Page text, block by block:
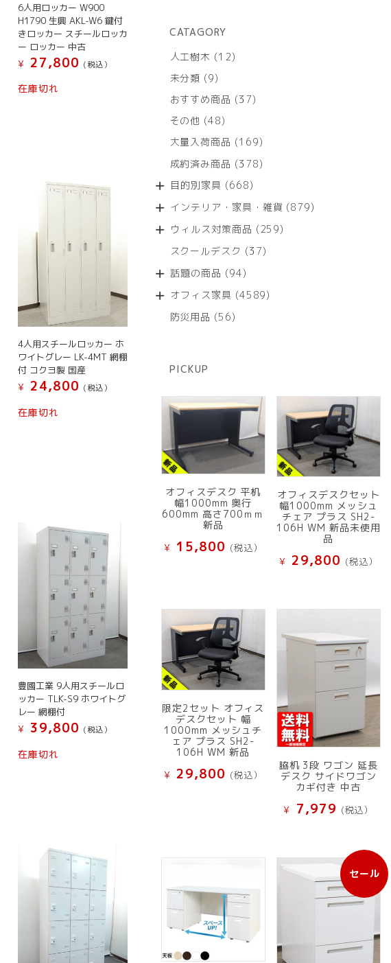
6人用ロッカー W900
H1790 生興 AKL-W6 鍵付
きロッカー スチールロッカ
ー ロッカー 中古
¥ 27,800 (税込）
在庫切れ
4人用スチールロッカー ホ
ワイトグレー LK-4MT 網棚
付 コクヨ製 国産
¥ 24,800 (税込）
在庫切れ
豊國工業 9人用スチールロ
ッカー TLK-S9 ホワイトグ
レー 網棚付
¥
39,800 (税込）
在庫切れ
CATAGORY
人工樹木
1212
商
未分類 99
の
商
おすすめ商品 3737
商
その他 4848
の
商
大量入荷商品 169169
の
成約済み商品 378378
商
目的別家具 668668
の
商
インテリア・家具・雑貨 879879
ウィルス対策商品 259259
スクールデスク 3737
商
話題の商品 9494
の
オフィス家具 45894589
防災用品 5656
PICKUP
オフィスデスク 平机
幅1000mm 奥行
600mm 高さ700ｍｍ
新品
¥ 15,800 (税込）
オフィスデスクセット
幅1000mm メッシュ
チェア プラス SH2-
106H WM 新品未使用
品
¥ 29,800 (税込）
限定2セット オフィス
デスクセット 幅
1000mm メッシュチ
ェア プラス SH2-
106H WM 新品
¥ 29,800 (税込）
脇机 3段 ワゴン 延長
デスク サイドワゴン
カギ付き 中古
¥ 7,979 (税込）
セール
販
売
中
品